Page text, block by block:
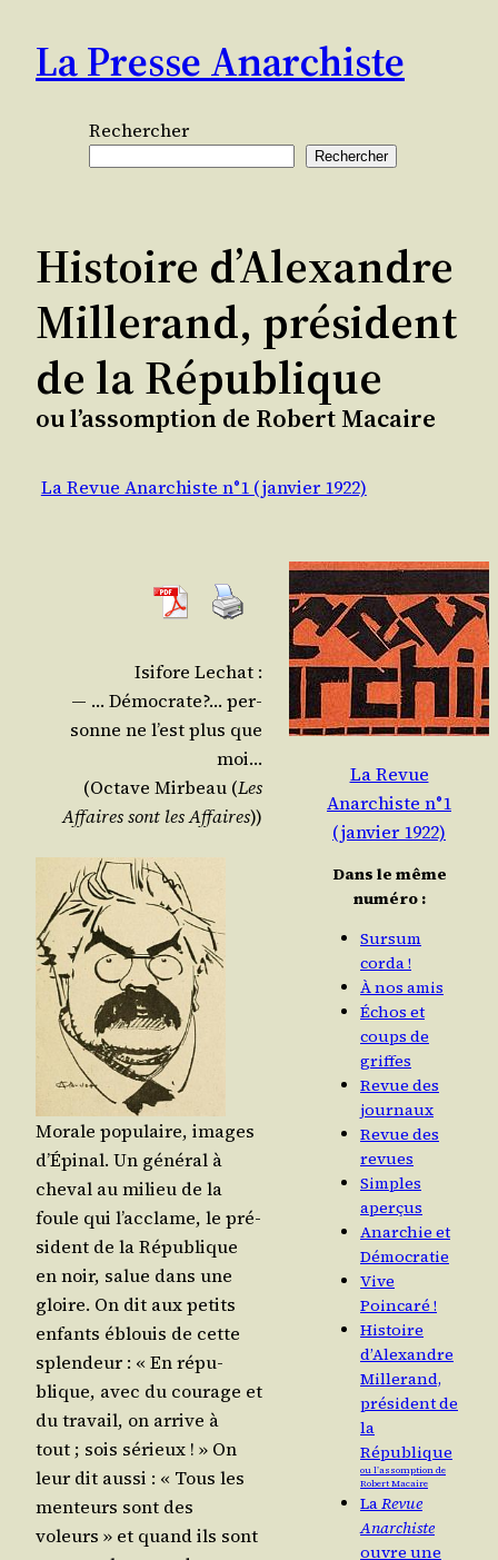
contenu
La Presse Anarchiste
Rechercher
Rechercher
Histoire d’Alexandre
Millerand, président
de la République
ou l’assomption de Robert Macaire
La Revue Anarchiste n°1 (janvier 1922)
Isi­fore Lechat :
— … Démo­crate?… per­
sonne ne l’est plus que
moi…
(Octave Mir­beau (Les
Affaires sont les Affaires))
Morale popu­laire, images
d’É­pi­nal. Un géné­ral à
che­val au milieu de la
foule qui l’ac­clame, le pré­
sident de la Répu­blique
en noir, salue dans une
gloire. On dit aux petits
enfants éblouis de cette
splen­deur : « En répu­
blique, avec du cou­rage et
du tra­vail, on arrive à
tout ; sois sérieux ! » On
leur dit aus­si : « Tous les
men­teurs sont des
voleurs » et quand ils sont
La Revue
Anarchiste n°1
(janvier 1922)
Dans le même
numéro :
Sursum
corda !
À nos amis
Échos et
coups de
griffes
Revue des
journaux
Revue des
revues
Simples
aperçus
Anarchie et
Démocratie
Vive
Poincaré !
Histoire
d’Alexandre
Millerand,
président de
la
République
ou l’assomption de
Robert Macaire
LaRevue
Anarchiste
ouvre une